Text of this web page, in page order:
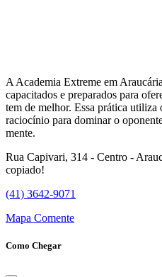
A Academia Extreme em
capacitados e preparados para
tem de melhor. Essa prática utiliza
raciocínio para dominar o
mente.
Rua Capivari, 314 - Centro -
copiado!
(41) 3642-9071
Mapa Comente
Como Chegar